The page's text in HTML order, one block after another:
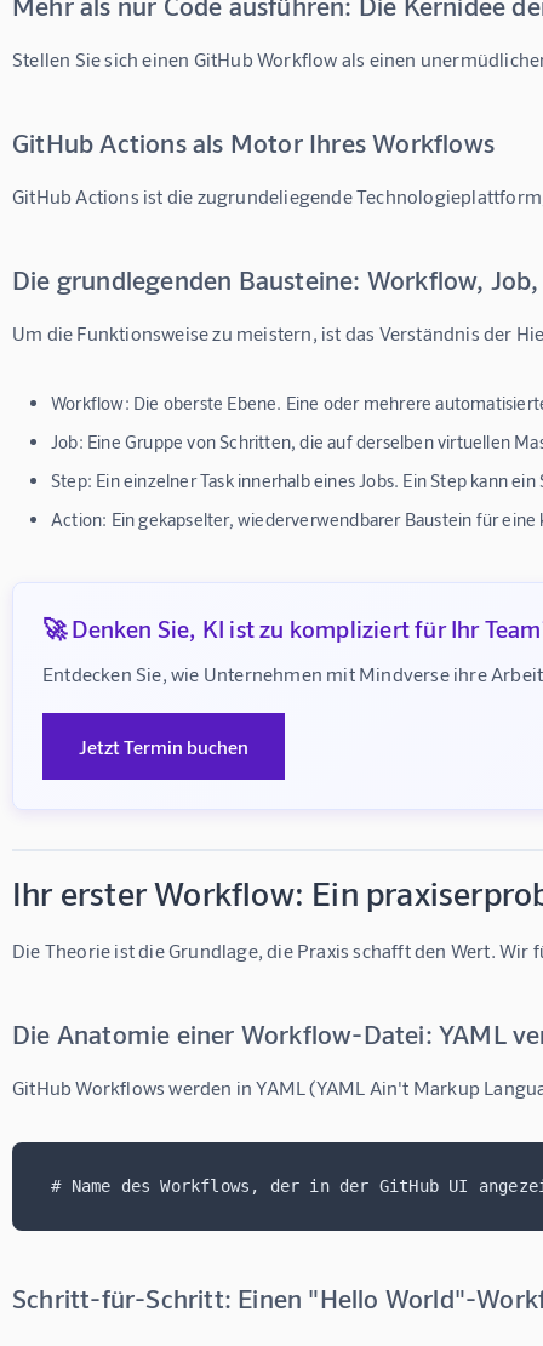
Stellen Sie sich einen GitHub Workflow als einen
GitHub Actions als Motor Ihres Workflows
GitHub Actions ist die zugrundeliegende
Die grundlegenden Bausteine: Workflow,
Um die Funktionsweise zu meistern, ist das Verständnis der
Workflow: Die oberste Ebene. Eine oder mehrere
Job: Eine Gruppe von Schritten, die auf derselben virtuellen
Step: Ein einzelner Task innerhalb eines Jobs. Ein Step kann
Action: Ein gekapselter, wiederverwendbarer Baustein für
🚀 Denken Sie, KI ist zu kompliziert für Ihr
Entdecken Sie, wie Unternehmen mit Mindverse ihre
Jetzt Termin buchen
Ihr erster Workflow: Ein
Die Theorie ist die Grundlage, die Praxis schafft den Wert.
Die Anatomie einer Workflow-Datei: YAML
GitHub Workflows werden in YAML (YAML Ain't Markup
# Name des Workflows, der in der GitHub UI
Schritt-für-Schritt: Einen "Hello World"-